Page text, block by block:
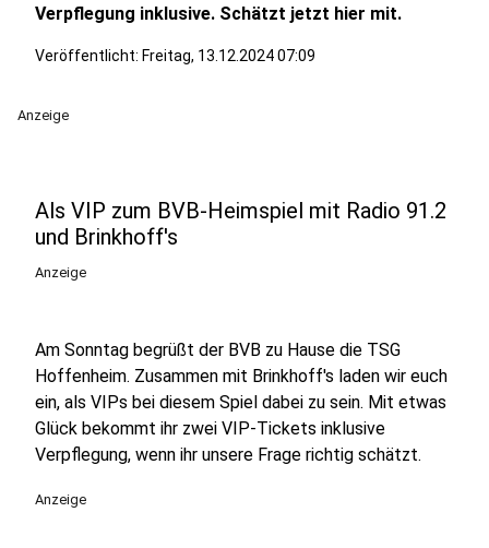
Verpflegung inklusive. Schätzt jetzt hier mit.
Veröffentlicht: Freitag, 13.12.2024 07:09
Anzeige
Als VIP zum BVB-Heimspiel mit Radio 91.2
und Brinkhoff's
Anzeige
Am Sonntag begrüßt der BVB zu Hause die TSG
Hoffenheim. Zusammen mit Brinkhoff's laden wir euch
ein, als VIPs bei diesem Spiel dabei zu sein. Mit etwas
Glück bekommt ihr zwei VIP-Tickets inklusive
Verpflegung, wenn ihr unsere Frage richtig schätzt.
Anzeige